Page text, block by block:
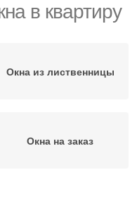
в квартиру
Окна из лиственницы
Окна на заказ